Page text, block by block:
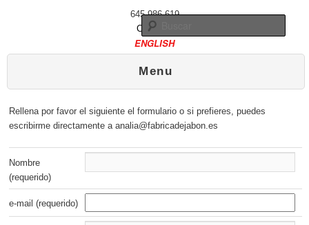
645 986 619
Contacto
ENGLISH
Menu
Rellena por favor el siguiente el formulario o si prefieres, puedes
escribirme directamente a analia@fabricadejabon.es
Nombre
(requerido)
e-mail (requerido)